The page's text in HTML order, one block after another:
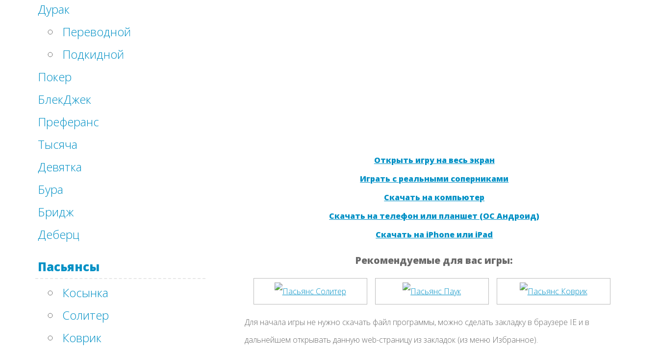
Дурак
Переводной
Подкидной
Покер
БлекДжек
Преферанс
Тысяча
Девятка
Бура
Бридж
Деберц
Пасьянсы
Косынка
Солитер
Коврик
Открыть игру на весь экран
Играть с реальными соперниками
Скачать на компьютер
Скачать на телефон или планшет (ОС Андроид)
Скачать на iPhone или iPad
Рекомендуемые для вас игры:
Для начала игры не нужно скачать файл программы, можно сделать закладку в браузере IE и в
дальнейшем открывать данную web-страницу из закладок (из меню Избранное).